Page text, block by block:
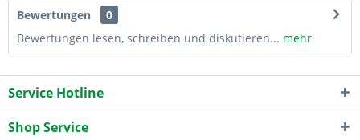
Bewertungen
0
Bewertungen lesen, schreiben und diskutieren... mehr
Service Hotline
Shop Service